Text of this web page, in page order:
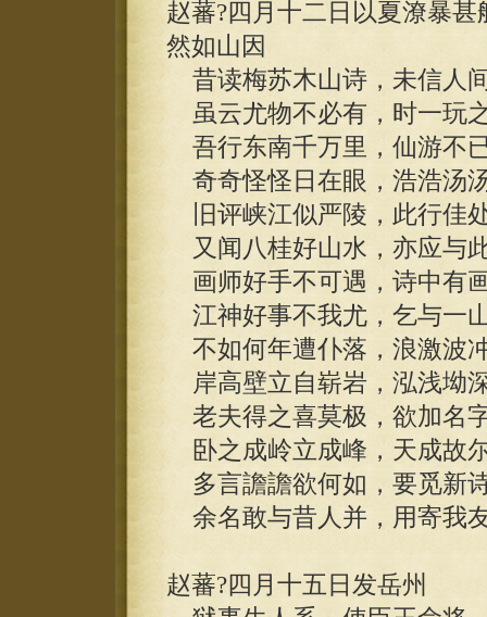
赵蕃?四月十二日以夏潦暴
然如山因
昔读梅苏木山诗，未信人
虽云尤物不必有，时一玩
吾行东南千万里，仙游不
奇奇怪怪日在眼，浩浩汤
旧评峡江似严陵，此行佳
又闻八桂好山水，亦应与
画师好手不可遇，诗中有
江神好事不我尤，乞与一
不如何年遭仆落，浪激波
岸高壁立自崭岩，泓浅坳
老夫得之喜莫极，欲加名
卧之成岭立成峰，天成故
多言譫譫欲何如，要觅新
余名敢与昔人并，用寄我
赵蕃?四月十五日发岳州